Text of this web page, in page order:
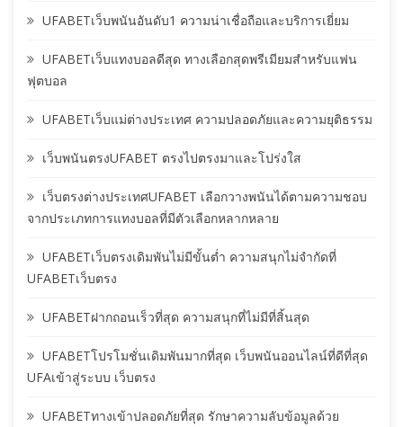
UFABETเว็บพนันอันดับ1 ความน่าเชื่อถือและบริการเยี่ยม
UFABETเว็บแทงบอลดีสุด ทางเลือกสุดพรีเมียมสำหรับแฟน
ฟุตบอล
UFABETเว็บแม่ต่างประเทศ ความปลอดภัยและความยุติธรรม
เว็บพนันตรงUFABET ตรงไปตรงมาและโปร่งใส
เว็บตรงต่างประเทศUFABET เลือกวางพนันได้ตามความชอบ
จากประเภทการแทงบอลที่มีตัวเลือกหลากหลาย
UFABETเว็บตรงเดิมพันไม่มีขั้นต่ำ ความสนุกไม่จำกัดที่
UFABETเว็บตรง
UFABETฝากถอนเร็วที่สุด ความสนุกที่ไม่มีที่สิ้นสุด
UFABETโปรโมชั่นเดิมพันมากที่สุด เว็บพนันออนไลน์ที่ดีที่สุด
UFAเข้าสู่ระบบ เว็บตรง
UFABETทางเข้าปลอดภัยที่สุด รักษาความลับข้อมูลด้วย